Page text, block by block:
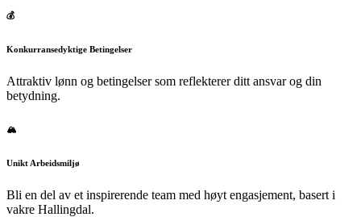
💰
Konkurransedyktige Betingelser
Attraktiv lønn og betingelser som reflekterer ditt ansvar og din
betydning.
🏔️
Unikt Arbeidsmiljø
Bli en del av et inspirerende team med høyt engasjement, basert i
vakre Hallingdal.